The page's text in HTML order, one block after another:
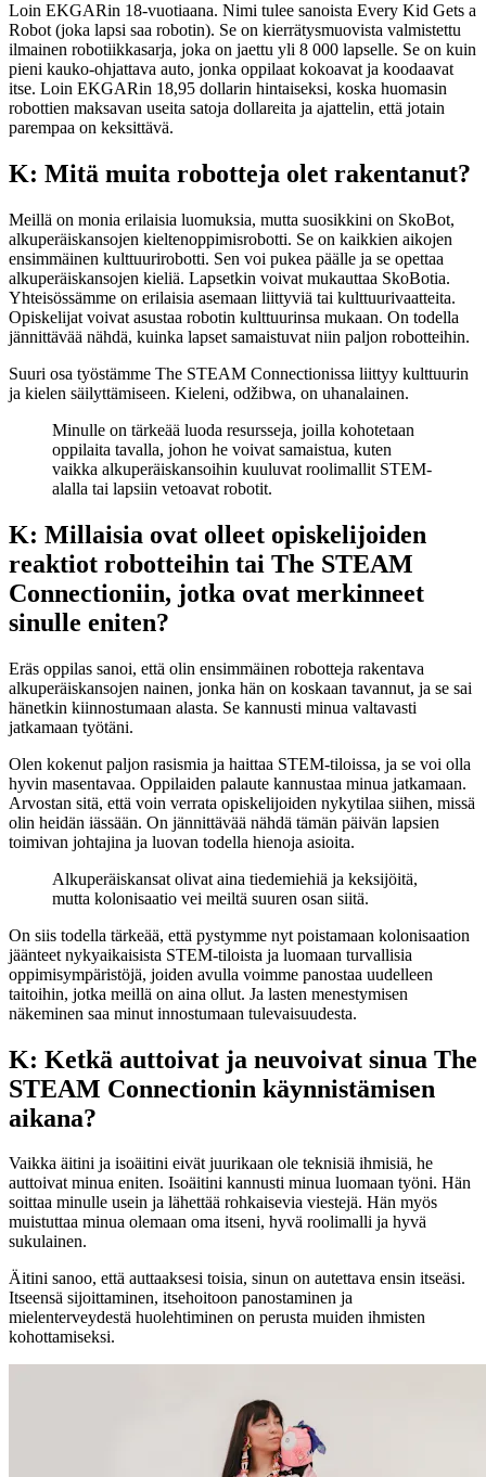
Loin EKGARin 18-vuotiaana. Nimi tulee sanoista Every Kid Gets a
Robot (joka lapsi saa robotin). Se on kierrätysmuovista valmistettu
ilmainen robotiikkasarja, joka on jaettu yli 8 000 lapselle. Se on kuin
pieni kauko-ohjattava auto, jonka oppilaat kokoavat ja koodaavat
itse. Loin EKGARin 18,95 dollarin hintaiseksi, koska huomasin
robottien maksavan useita satoja dollareita ja ajattelin, että jotain
parempaa on keksittävä.
K: Mitä muita robotteja olet rakentanut?
Meillä on monia erilaisia luomuksia, mutta suosikkini on SkoBot,
alkuperäiskansojen kieltenoppimisrobotti. Se on kaikkien aikojen
ensimmäinen kulttuurirobotti. Sen voi pukea päälle ja se opettaa
alkuperäiskansojen kieliä. Lapsetkin voivat mukauttaa SkoBotia.
Yhteisössämme on erilaisia asemaan liittyviä tai kulttuurivaatteita.
Opiskelijat voivat asustaa robotin kulttuurinsa mukaan. On todella
jännittävää nähdä, kuinka lapset samaistuvat niin paljon robotteihin.
Suuri osa työstämme The STEAM Connectionissa liittyy kulttuurin
ja kielen säilyttämiseen. Kieleni, odžibwa, on uhanalainen.
Minulle on tärkeää luoda resursseja, joilla kohotetaan
oppilaita tavalla, johon he voivat samaistua, kuten
vaikka alkuperäiskansoihin kuuluvat roolimallit STEM-
alalla tai lapsiin vetoavat robotit.
K: Millaisia ovat olleet opiskelijoiden
reaktiot robotteihin tai The STEAM
Connectioniin, jotka ovat merkinneet
sinulle eniten?
Eräs oppilas sanoi, että olin ensimmäinen robotteja rakentava
alkuperäiskansojen nainen, jonka hän on koskaan tavannut, ja se sai
hänetkin kiinnostumaan alasta. Se kannusti minua valtavasti
jatkamaan työtäni.
Olen kokenut paljon rasismia ja haittaa STEM-tiloissa, ja se voi olla
hyvin masentavaa. Oppilaiden palaute kannustaa minua jatkamaan.
Arvostan sitä, että voin verrata opiskelijoiden nykytilaa siihen, missä
olin heidän iässään. On jännittävää nähdä tämän päivän lapsien
toimivan johtajina ja luovan todella hienoja asioita.
Alkuperäiskansat olivat aina tiedemiehiä ja keksijöitä,
mutta kolonisaatio vei meiltä suuren osan siitä.
On siis todella tärkeää, että pystymme nyt poistamaan kolonisaation
jäänteet nykyaikaisista STEM-tiloista ja luomaan turvallisia
oppimisympäristöjä, joiden avulla voimme panostaa uudelleen
taitoihin, jotka meillä on aina ollut. Ja lasten menestymisen
näkeminen saa minut innostumaan tulevaisuudesta.
K: Ketkä auttoivat ja neuvoivat sinua The
STEAM Connectionin käynnistämisen
aikana?
Vaikka äitini ja isoäitini eivät juurikaan ole teknisiä ihmisiä, he
auttoivat minua eniten. Isoäitini kannusti minua luomaan työni. Hän
soittaa minulle usein ja lähettää rohkaisevia viestejä. Hän myös
muistuttaa minua olemaan oma itseni, hyvä roolimalli ja hyvä
sukulainen.
Äitini sanoo, että auttaaksesi toisia, sinun on autettava ensin itseäsi.
Itseensä sijoittaminen, itsehoitoon panostaminen ja
mielenterveydestä huolehtiminen on perusta muiden ihmisten
kohottamiseksi.